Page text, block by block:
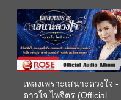
เพลงเพราะเสนาะดวงใจ -
ดาวใจ ไพจิตร (Official